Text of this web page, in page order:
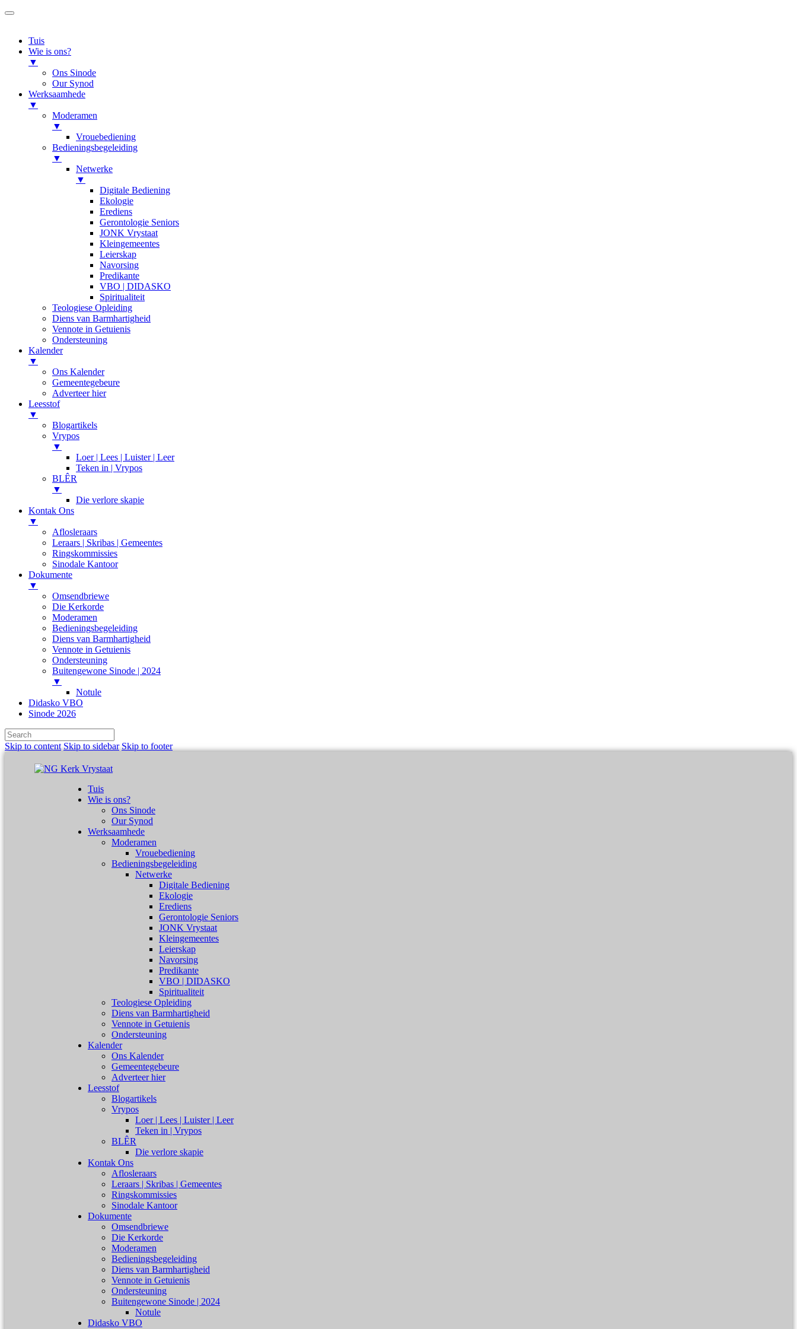
Tuis
Wie is ons?
▼
Ons Sinode
Our Synod
Werksaamhede
▼
Moderamen
▼
Vrouebediening
Bedieningsbegeleiding
▼
Netwerke
▼
Digitale Bediening
Ekologie
Erediens
Gerontologie Seniors
JONK Vrystaat
Kleingemeentes
Leierskap
Navorsing
Predikante
VBO | DIDASKO
Spiritualiteit
Teologiese Opleiding
Diens van Barmhartigheid
Vennote in Getuienis
Ondersteuning
Kalender
▼
Ons Kalender
Gemeentegebeure
Adverteer hier
Leesstof
▼
Blogartikels
Vrypos
▼
Loer | Lees | Luister | Leer
Teken in | Vrypos
BLÊR
▼
Die verlore skapie
Kontak Ons
▼
Aflosleraars
Leraars | Skribas | Gemeentes
Ringskommissies
Sinodale Kantoor
Dokumente
▼
Omsendbriewe
Die Kerkorde
Moderamen
Bedieningsbegeleiding
Diens van Barmhartigheid
Vennote in Getuienis
Ondersteuning
Buitengewone Sinode | 2024
▼
Notule
Didasko VBO
Sinode 2026
Skip to content Skip to sidebar Skip to footer
Tuis
Wie is ons?
Ons Sinode
Our Synod
Werksaamhede
Moderamen
Vrouebediening
Bedieningsbegeleiding
Netwerke
Digitale Bediening
Ekologie
Erediens
Gerontologie Seniors
JONK Vrystaat
Kleingemeentes
Leierskap
Navorsing
Predikante
VBO | DIDASKO
Spiritualiteit
Teologiese Opleiding
Diens van Barmhartigheid
Vennote in Getuienis
Ondersteuning
Kalender
Ons Kalender
Gemeentegebeure
Adverteer hier
Leesstof
Blogartikels
Vrypos
Loer | Lees | Luister | Leer
Teken in | Vrypos
BLÊR
Die verlore skapie
Kontak Ons
Aflosleraars
Leraars | Skribas | Gemeentes
Ringskommissies
Sinodale Kantoor
Dokumente
Omsendbriewe
Die Kerkorde
Moderamen
Bedieningsbegeleiding
Diens van Barmhartigheid
Vennote in Getuienis
Ondersteuning
Buitengewone Sinode | 2024
Notule
Didasko VBO